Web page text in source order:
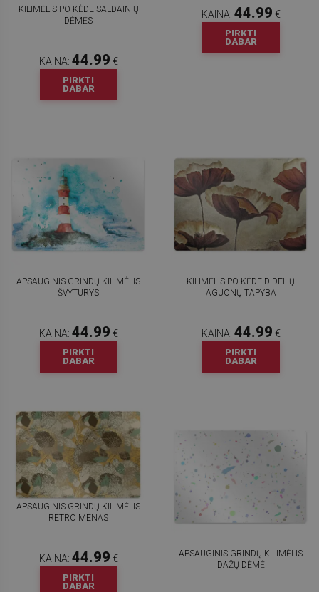
KILIMĖLIS PO KĖDE SALDAINIŲ
DĖMĖS
KAINA: 44.99 €
PIRKTI
DABAR
KAINA: 44.99 €
PIRKTI
DABAR
APSAUGINIS GRINDŲ KILIMĖLIS
ŠVYTURYS
KAINA: 44.99 €
PIRKTI
DABAR
KILIMĖLIS PO KĖDE DIDELIŲ
AGUONŲ TAPYBA
KAINA: 44.99 €
PIRKTI
DABAR
APSAUGINIS GRINDŲ KILIMĖLIS
RETRO MENAS
KAINA: 44.99 €
PIRKTI
DABAR
APSAUGINIS GRINDŲ KILIMĖLIS
DAŽŲ DĖMĖ